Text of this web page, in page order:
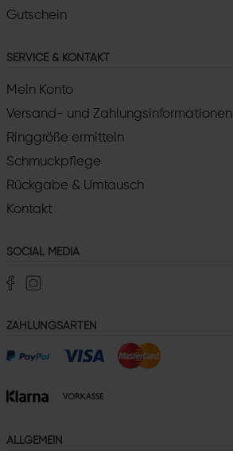
Gutschein
SERVICE & KONTAKT
Mein Konto
Versand- und Zahlungsinformationen
Ringgröße ermitteln
Schmuckpflege
Rückgabe & Umtausch
Kontakt
SOCIAL MEDIA
ZAHLUNGSARTEN
ALLGEMEIN